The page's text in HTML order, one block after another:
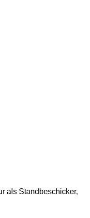
als Standbeschicker,